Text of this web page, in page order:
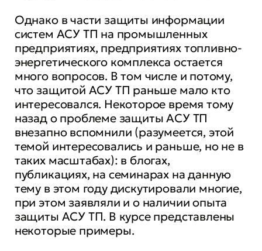
Однако в части защиты информации
систем АСУ ТП на промышленных
предприятиях, предприятиях топливно-
энергетического комплекса остается
много вопросов. В том числе и потому,
что защитой АСУ ТП раньше мало кто
интересовался. Некоторое время тому
назад о проблеме защиты АСУ ТП
внезапно вспомнили (разумеется, этой
темой интересовались и раньше, но не в
таких масштабах): в блогах,
публикациях, на семинарах на данную
тему в этом году дискутировали многие,
при этом заявляли и о наличии опыта
защиты АСУ ТП. В курсе представлены
некоторые примеры.